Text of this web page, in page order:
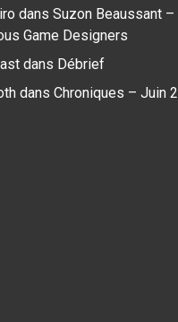
dans Suzon Beaussant
Game Designers
dans Débrief
dans Chroniques – Juin